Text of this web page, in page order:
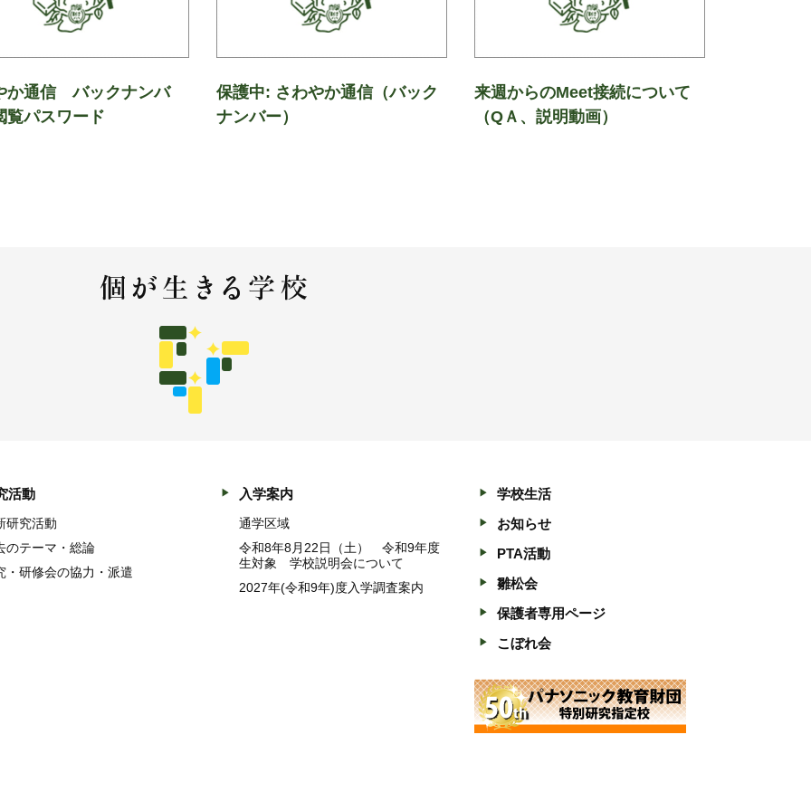
か通信 バックナンバ
パスワード
保護中: さわやか通信（バック
ナンバー）
来週からのMeet接続について
（QＡ、説明動画）
活動
研究活動
のテーマ・総論
・研修会の協力・派遣
入学案内
通学区域
令和8年8月22日（土） 令和9年度
生対象 学校説明会について
2027年(令和9年)度入学調査案内
学校生活
お知らせ
PTA活動
雛松会
保護者専用ページ
こぼれ会